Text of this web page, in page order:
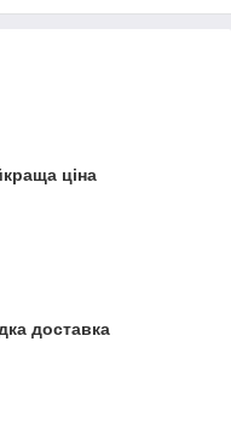
ціна
доставка